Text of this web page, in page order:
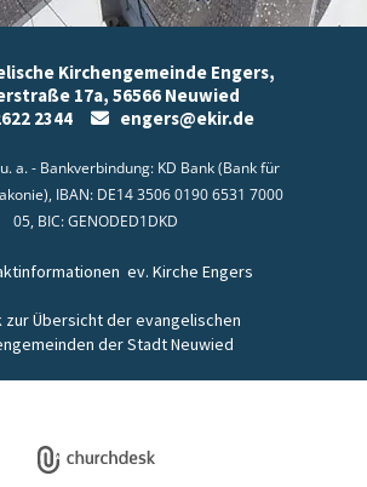
Kirchengemeinde Engers,
17a, 56566 Neuwied
2344 engers@ekir.de
a. - Bankverbindung: KD Bank (Bank für
IBAN: DE14 3506 0190 6531 7000
05, BIC: GENODED1DKD
ev. Kirche Engers
zur Übersicht der evangelischen
der Stadt Neuwied